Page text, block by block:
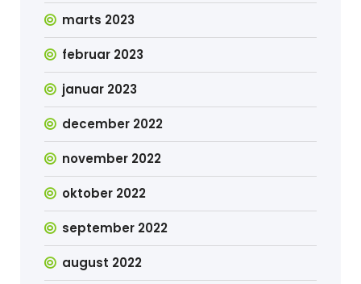
marts 2023
februar 2023
januar 2023
december 2022
november 2022
oktober 2022
september 2022
august 2022